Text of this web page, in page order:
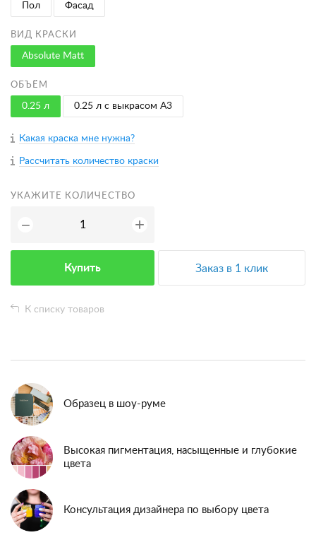
Пол Фасад
ВИД КРАСКИ
Absolute Matt
ОБЪЁМ
0.25 л 0.25 л с выкрасом A3
Какая краска мне нужна?
Рассчитать количество краски
УКАЖИТЕ КОЛИЧЕСТВО
− +
Купить Заказ в 1 клик
К списку товаров
Образец в шоу-руме
Высокая пигментация, насыщенные и глубокие
цвета
Консультация дизайнера по выбору цвета